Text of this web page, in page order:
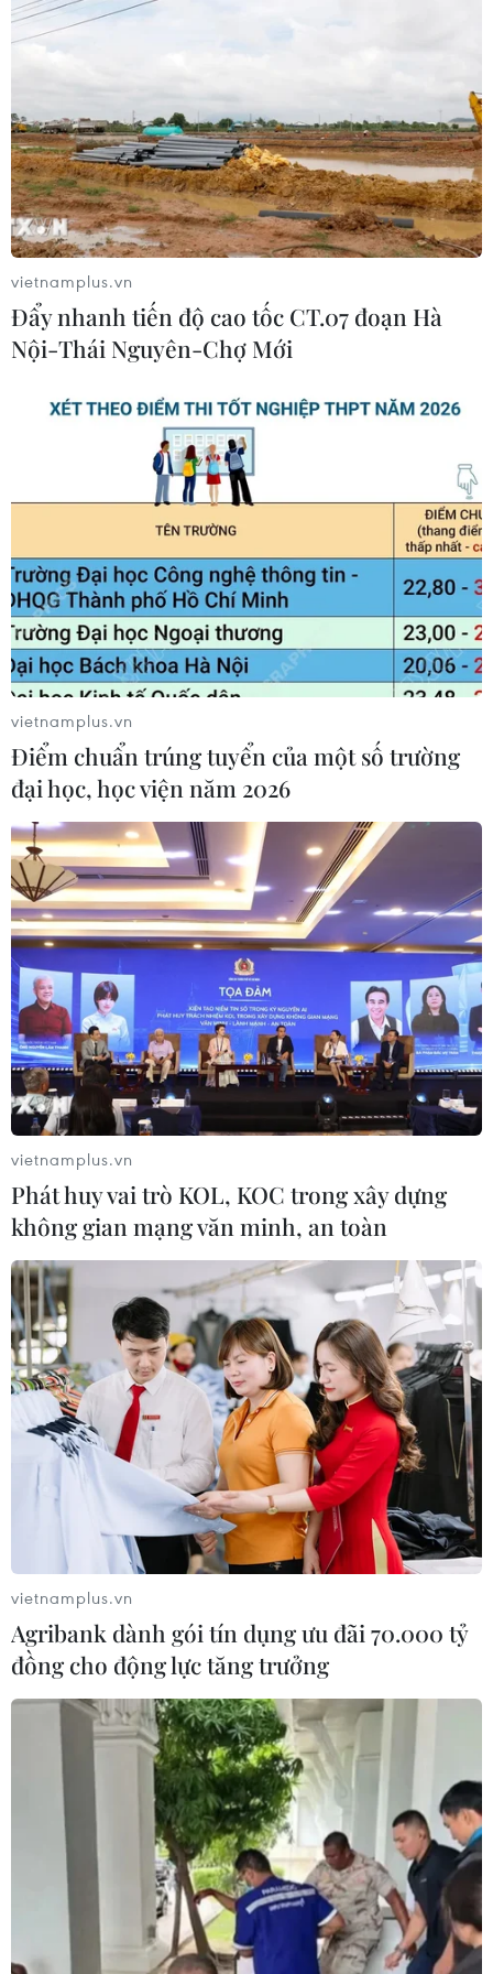
TIN CÙNG CHUYÊN MỤC
Không để khoảng trống pháp luật
khi tinh gọn các hình thức văn bản
quy phạm pháp luật
vietnamplus.vn
Đẩy nhanh tiến độ cao tốc CT.07 đoạn Hà
Nội-Thái Nguyên-Chợ Mới
vietnamplus.vn
Điểm chuẩn trúng tuyển của một số trường
đại học, học viện năm 2026
vietnamplus.vn
Phát huy vai trò KOL, KOC trong xây dựng
không gian mạng văn minh, an toàn
vietnamplus.vn
Agribank dành gói tín dụng ưu đãi 70.000 tỷ
đồng cho động lực tăng trưởng